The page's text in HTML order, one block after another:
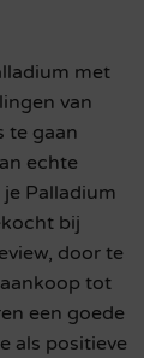
met
van
te gaan
echte
Palladium
bij
door te
tot
een goede
als positieve